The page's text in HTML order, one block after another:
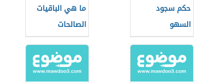
حكم سجود
السهو
ما هي الباقيات
الصالحات